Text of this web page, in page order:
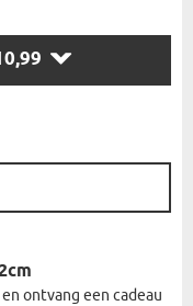
ontvang een cadeau